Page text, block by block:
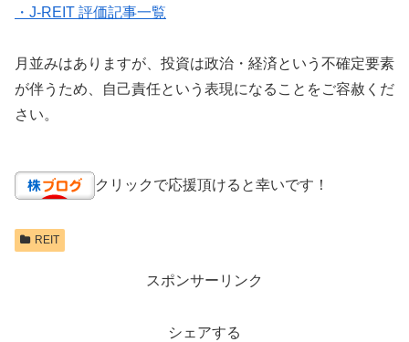
・J-REIT 評価記事一覧
月並みはありますが、投資は政治・経済という不確定要素
が伴うため、自己責任という表現になることをご容赦くだ
さい。
クリックで応援頂けると幸いです！
REIT
スポンサーリンク
シェアする